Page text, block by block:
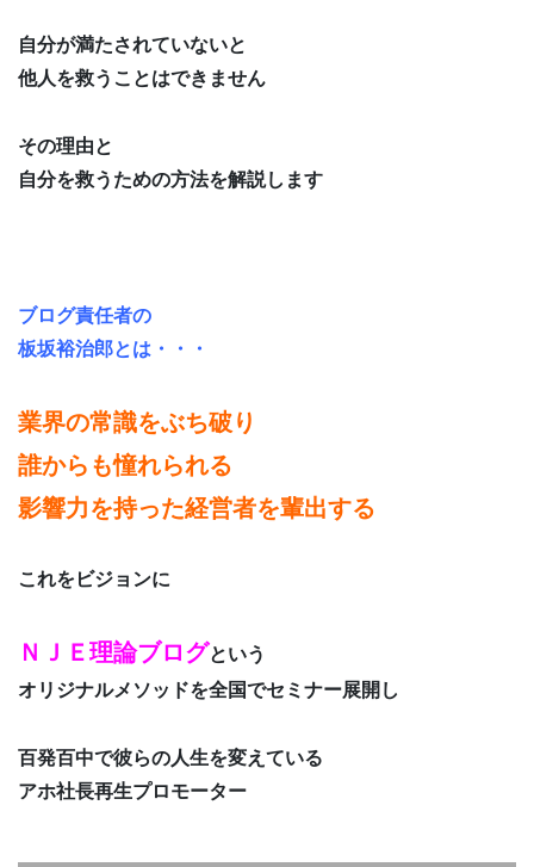
自分が満たされていないと
他人を救うことはできません
その理由と
自分を救うための方法を解説します
ブログ責任者の
板坂裕治郎とは・・・
業界の常識をぶち破り
誰からも憧れられる
影響力を持った経営者を輩出する
これをビジョンに
ＮＪＥ理論ブログという
オリジナルメソッドを全国でセミナー展開し
百発百中で彼らの人生を変えている
アホ社長再生プロモーター